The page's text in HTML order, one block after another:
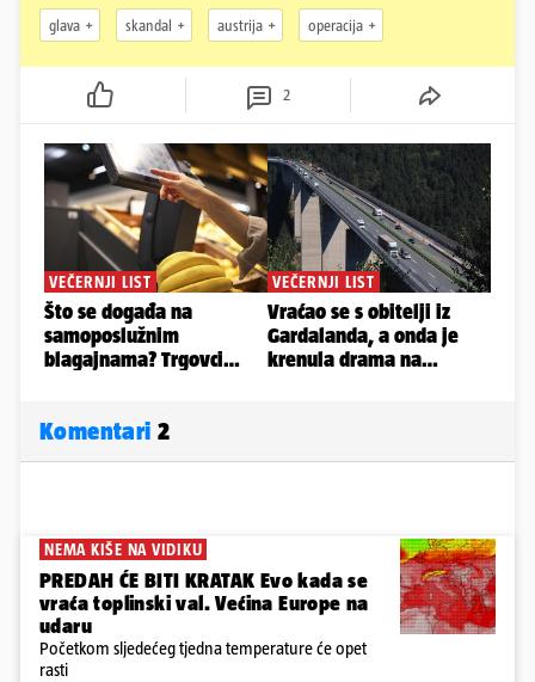
glava skandal austrija operacija
2
Komentari 2
NEMA KIŠE NA VIDIKU
PREDAH ĆE BITI KRATAK Evo kada se
vraća toplinski val. Većina Europe na
udaru
Početkom sljedećeg tjedna temperature će opet
rasti